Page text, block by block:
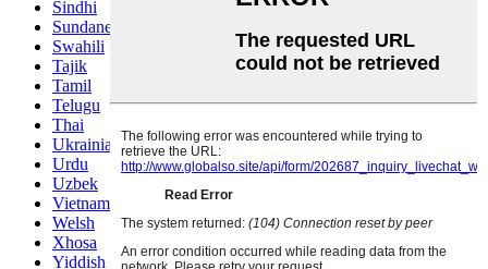
Sindhi
Sundanese
Swahili
Tajik
Tamil
Telugu
Thai
Ukrainian
Urdu
Uzbek
Vietnamese
Welsh
Xhosa
Yiddish